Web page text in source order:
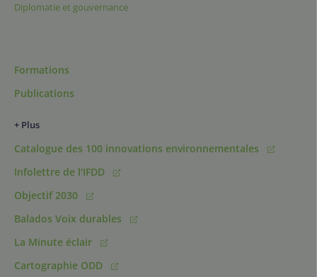
Diplomatie et gouvernance
Formations
Publications
+ Plus
Catalogue des 100 innovations environnementales
Infolettre de l'IFDD
Objectif 2030
Balados Voix durables
La Minute éclair
Cartographie ODD